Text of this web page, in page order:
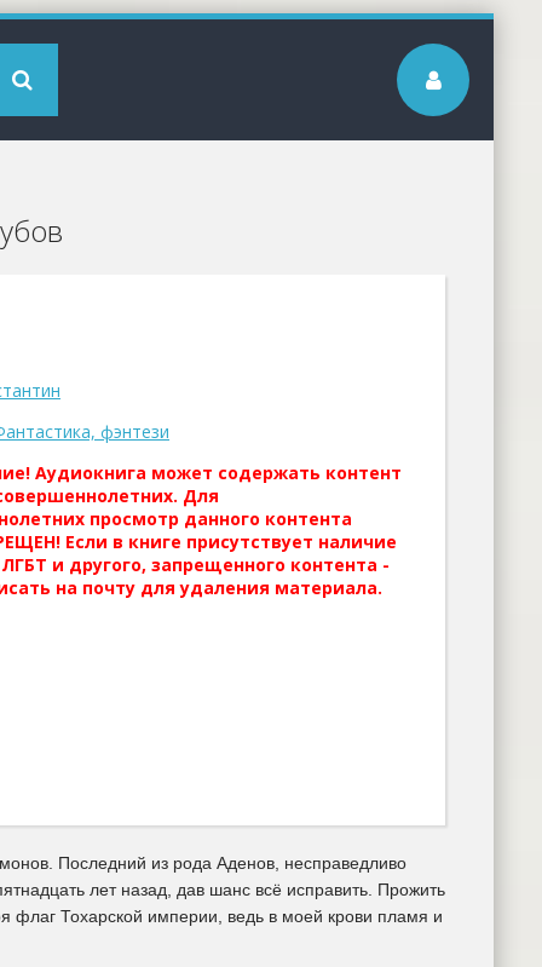
фэнтези
Аудиокнига может содержать контент
Для
просмотр данного контента
Если в книге присутствует наличие
и другого, запрещенного контента -
на почту для удаления материала.
Последний из рода Аденов, несправедливо
лет назад, дав шанс всё исправить. Прожить
флаг Тохарской империи, ведь в моей крови пламя и